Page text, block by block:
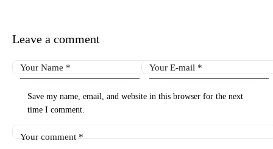
Leave a comment
Save my name, email, and website in this browser for the next
time I comment.